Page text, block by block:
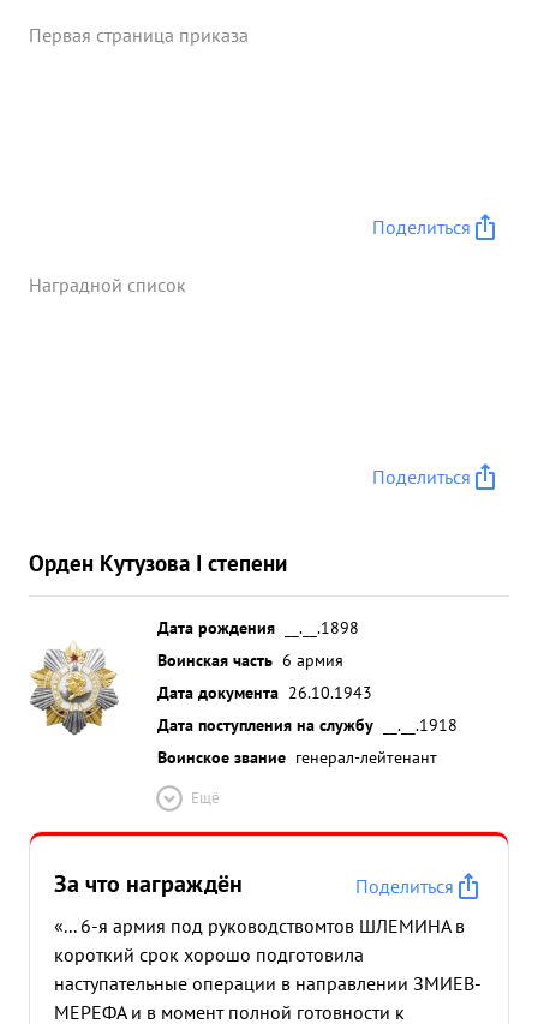
Первая страница приказа
Поделиться
Наградной список
Поделиться
Орден Кутузова I степени
Дата рождения
__.__.1898
Воинская часть 6 армия
Дата документа 26.10.1943
Дата поступления на службу
__.__.1918
Воинское звание генерал-лейтенант
Ещё
За что награждён
Поделиться
«... 6-я армия под руководствомтов ШЛЕМИНА в
короткий срок хорошо подготовила
наступательные операции в направлении ЗМИЕВ-
МЕРЕФА и в момент полной готовности к